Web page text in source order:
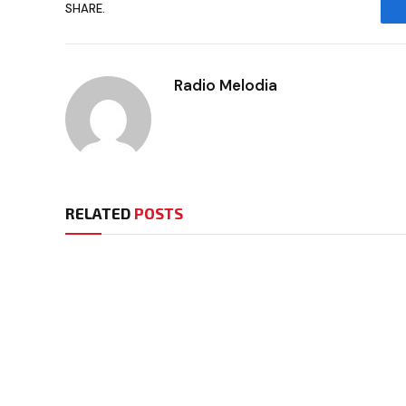
SHARE.
Radio Melodia
RELATED POSTS